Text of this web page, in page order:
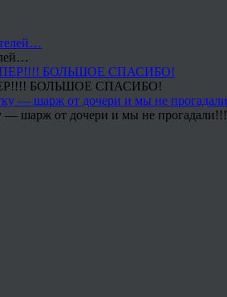
БОЛЬШОЕ СПАСИБО!
— шарж от дочери и мы не прогадали!!!